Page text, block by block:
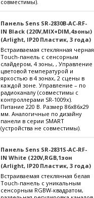
совместимы).
Панель Sens SR-2830B-AC-RF-
IN Black (220V,MIX+DIM,4зоны)
(Arlight, IP20 Пластик, 3 года)
Встраиваемая стеклянная черная
Touch-панель с сенсорным
слайдером, 4 зоны, , Управление
цветовой температурой и
яркостью в 4 зонах, 2 сцены в
каждой зоне. Управление – по
радиоканалу (совместимы с
контроллерами SR-1009x).
Питание 220 В. Размер 86x86x29
мм. Аналогичные по дизайну
панели в серии SMART
(устройства не совместимы).
Панель Sens SR-2831S-AC-RF-
IN White (220V,RGB,1зон
(Arlight, IP20 Пластик, 3 года)
Встраиваемая стеклянная белая
Touch-панель с уникальным
сенсорным RGBW-квадратом,